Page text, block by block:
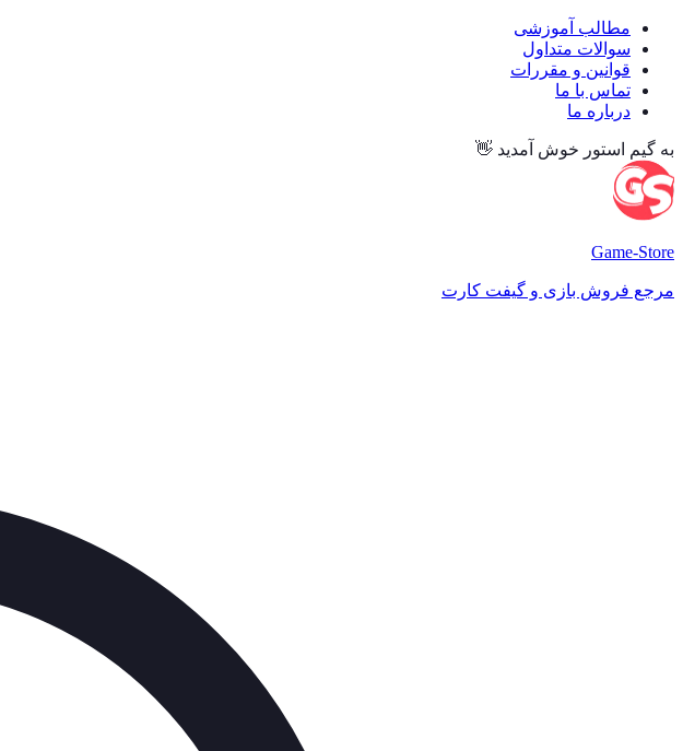
مطالب آموزشی
سوالات متداول
قوانین و مقررات
تماس با ما
درباره ما
به گیم استور خوش آمدید 👋
Game-Store
مرجع فروش بازی و گیفت کارت